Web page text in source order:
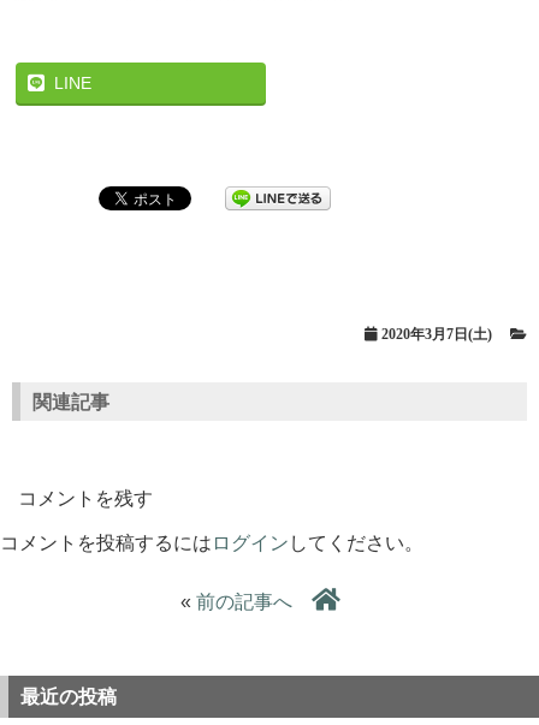
LINE
2020年3月7日(土)
関連記事
コメントを残す
コメントを投稿するには ログイン してください。
« 前の記事へ
最近の投稿